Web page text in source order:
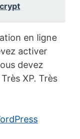
en ligne
activer
devez
XP. Très